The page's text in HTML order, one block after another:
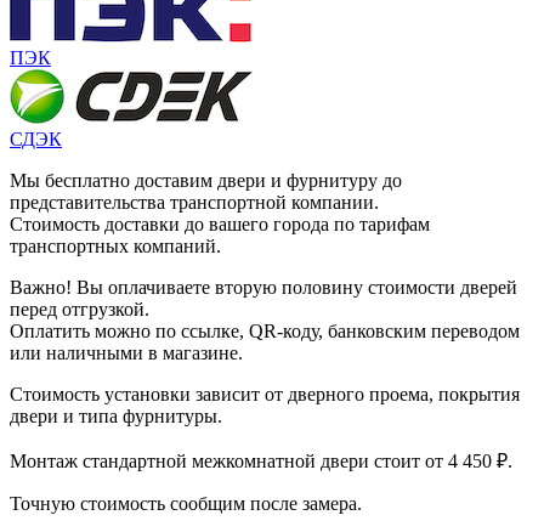
ПЭК
СДЭК
Мы бесплатно доставим двери и фурнитуру до
представительства транспортной компании.
Стоимость доставки до вашего города по тарифам
транспортных компаний.
Важно! Вы оплачиваете вторую половину стоимости дверей
перед отгрузкой.
Оплатить можно по ссылке, QR-коду, банковским переводом
или наличными в магазине.
Стоимость установки зависит от дверного проема, покрытия
двери и типа фурнитуры.
Монтаж стандартной межкомнатной двери стоит от 4 450 ₽.
Точную стоимость сообщим после замера.